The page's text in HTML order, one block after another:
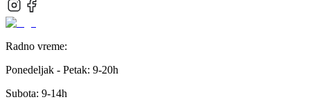
Radno vreme:
Ponedeljak - Petak: 9-20h
Subota: 9-14h